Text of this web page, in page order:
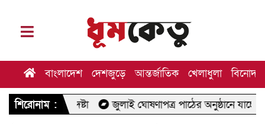
বাংলাদেশ দেশজুড়ে আন্তর্জাতিক খেলাধুলা বিনোদন
শিরোনাম :জুলাই ঘোষণাপত্র পাঠের অনুষ্ঠানে যাচ্ছেন মির্জা ফখরুল